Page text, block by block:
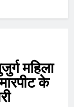
महिला
के